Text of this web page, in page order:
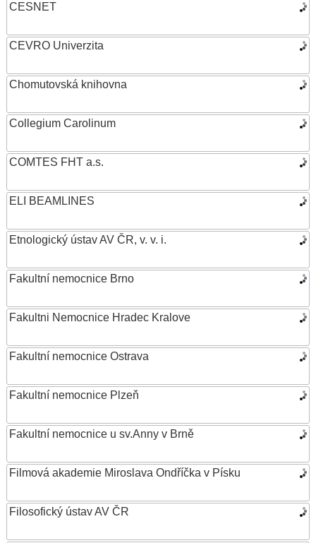
CESNET
CEVRO Univerzita
Chomutovská knihovna
Collegium Carolinum
COMTES FHT a.s.
ELI BEAMLINES
Etnologický ústav AV ČR, v. v. i.
Fakultní nemocnice Brno
Fakultni Nemocnice Hradec Kralove
Fakultní nemocnice Ostrava
Fakultní nemocnice Plzeň
Fakultní nemocnice u sv.Anny v Brně
Filmová akademie Miroslava Ondříčka v Písku
Filosofický ústav AV ČR